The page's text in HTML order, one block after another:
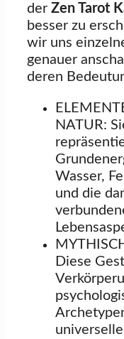
der Zen Tarot
besser zu
wir uns
genauer
deren
NATUR:
Wasser,
und die
Diese